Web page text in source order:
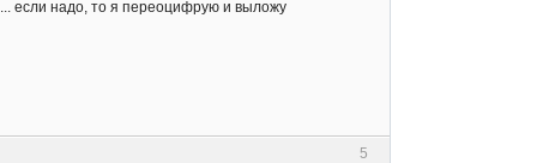
если надо, то я переоцифрую и выложу
5